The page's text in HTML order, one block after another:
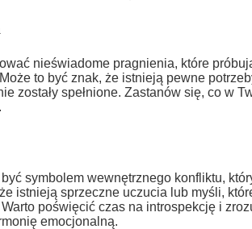
nieświadome pragnienia, które
to być znak, że istnieją pewne
zostały spełnione. Zastanów się, co w
symbolem wewnętrznego konfliktu,
istnieją sprzeczne uczucia lub myśli,
poświęcić czas na introspekcję i
emocjonalną.